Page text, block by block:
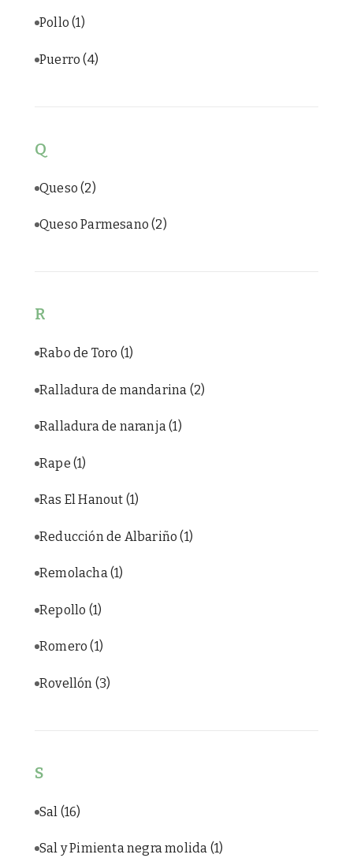
Pollo(1)
Puerro(4)
Q
Queso(2)
Queso Parmesano(2)
R
Rabo de Toro (1)
Ralladura de mandarina (2)
Ralladura de naranja(1)
Rape (1)
Ras El Hanout (1)
Reducción de Albariño(1)
Remolacha(1)
Repollo (1)
Romero(1)
Rovellón (3)
S
Sal (16)
Sal y Pimienta negra molida (1)